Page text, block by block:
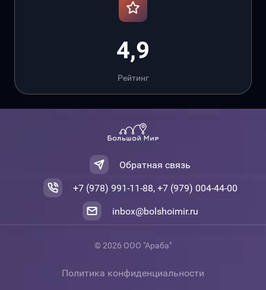
4,9
Рейтинг
Обратная связь
+7 (978) 991-11-88, +7 (979) 004-44-00
inbox@bolshoimir.ru
© 2026 ООО "Араба"
Политика конфиденциальности